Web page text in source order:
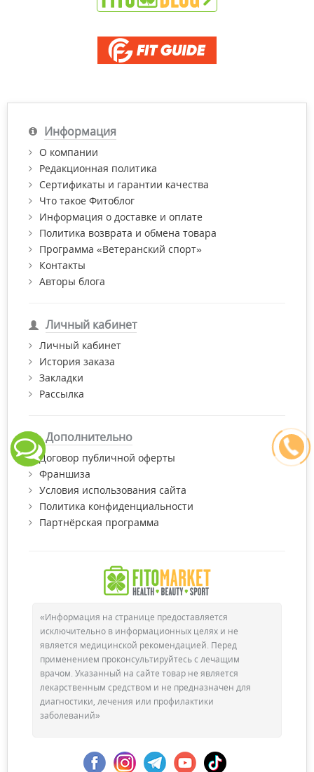
Информация
О компании
Редакционная политика
Сертификаты и гарантии качества
Что такое Фитоблог
Информация о доставке и оплате
Политика возврата и обмена товара
Программа «Ветеранский спорт»
Контакты
Авторы блога
Личный кабинет
Личный кабинет
История заказа
Закладки
Рассылка
Дополнительно
Договор публичной оферты
Франшиза
Условия использования сайта
Политика конфиденциальности
Партнёрская программа
«Информация на странице предоставляется
исключительно в информационных целях и не
является медицинской рекомендацией. Перед
применением проконсультируйтесь с лечащим
врачом. Указанный на сайте товар не является
лекарственным средством и не предназначен для
диагностики, лечения или профилактики
заболеваний»